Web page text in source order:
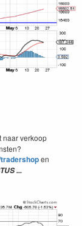
naar verkoop
en
...